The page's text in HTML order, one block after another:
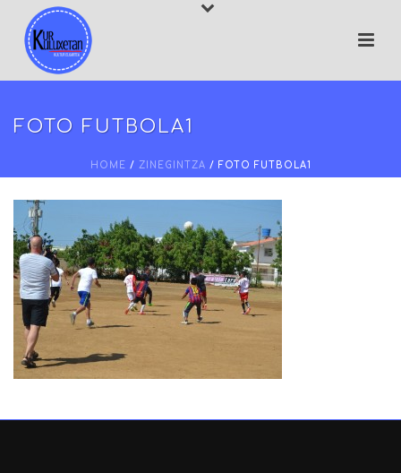
FOTO FUTBOLA1
HOME / ZINEGINTZA / FOTO FUTBOLA1